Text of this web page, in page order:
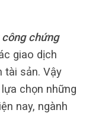
công chứng
giao dịch
tài sản. Vậy
chọn những
nay, ngành